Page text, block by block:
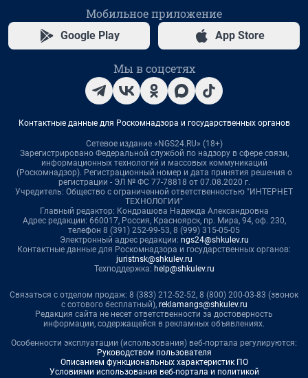
Мобильное приложение
Google Play App Store
Мы в соцсетях
Контактные данные для Роскомнадзора и государственных органов
Сетевое издание «NGS24.RU» (18+)
Зарегистрировано Федеральной службой по надзору в сфере связи,
информационных технологий и массовых коммуникаций
(Роскомнадзор). Регистрационный номер и дата принятия решения о
регистрации - ЭЛ № ФС 77-78818 от 07.08.2020 г.
Учредитель: Общество с ограниченной ответственностью "ИНТЕРНЕТ
ТЕХНОЛОГИИ"
Главный редактор: Кондрашова Надежда Александровна
Адрес редакции: 660017, Россия, Красноярск, пр. Мира, 94, оф. 230,
телефон 8 (391) 252-99-53, 8 (999) 315-05-05
Электронный адрес редакции: ngs24@shkulev.ru
Контактные данные для Роскомнадзора и государственных органов:
juristnsk@shkulev.ru
Техподдержка: help@shkulev.ru
Связаться с отделом продаж: 8 (383) 212-52-52, 8 (800) 200-03-83 (звонок
с сотового бесплатный), reklamangs@shkulev.ru
Редакция сайта не несет ответственности за достоверность
информации, содержащейся в рекламных объявлениях.
Особенности эксплуатации (использования) веб-портала регулируются:
Руководством пользователя
Описанием функциональных характеристик ПО
Условиями использования веб-портала и политикой